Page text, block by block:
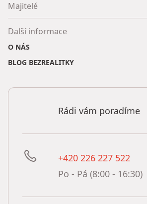
Majitelé
Další informace
O NÁS
BLOG BEZREALITKY
Rádi vám poradíme
+420 226 227 522
Po - Pá (8:00 - 16:30)